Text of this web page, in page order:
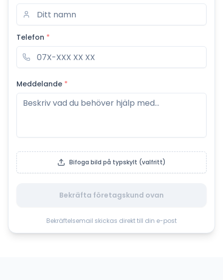
Telefon *
Meddelande *
Bifoga bild på typskylt (valfritt)
Bekräfta företagskund ovan
Bekräftelsemail skickas direkt till din e-post